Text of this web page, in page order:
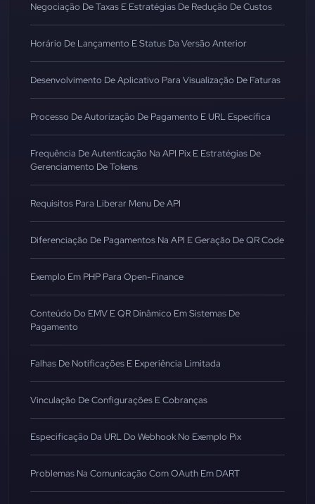
Negociação De Taxas E Estratégias De Redução De Custos
Horário De Lançamento E Status Da Versão Anterior
Desenvolvimento De Aplicativo Para Visualização De Faturas
Processo De Autorização De Pagamento E URL Específica
Frequência De Autenticação Na API Pix E Estratégias De
Gerenciamento De Tokens
Requisitos Para Liberar Menu De API
Diferenciação De Pagamentos Na API E Geração De QR Code
Exemplo Em PHP Para Open-Finance
Conteúdo Do EMV E QR Dinâmico Em Sistemas De
Pagamento
Falhas De Notificações E Experiência Limitada
Vinculação De Configurações E Cobranças
Especificação Da URL Do Webhook No Exemplo Pix
Problemas Na Comunicação Com OAuth Em DART